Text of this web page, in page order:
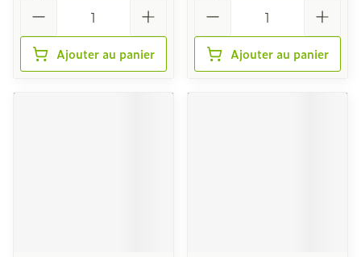
Ajouter au panier Ajouter au panier